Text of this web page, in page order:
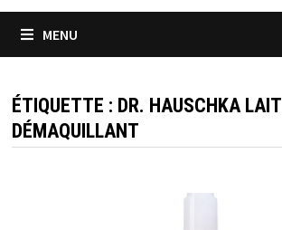
MENU
ÉTIQUETTE : DR. HAUSCHKA LAIT
DÉMAQUILLANT